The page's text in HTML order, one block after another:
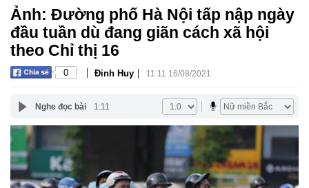
Ảnh: Đường phố Hà Nội tấp nập ngày
đầu tuần dù đang giãn cách xã hội
theo Chỉ thị 16
0 | Đinh Huy | 11:11 16/08/2021
Nghe đọc bài 1:11